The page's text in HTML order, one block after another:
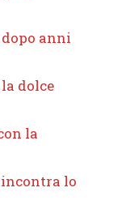
anni
dolce
la
lo